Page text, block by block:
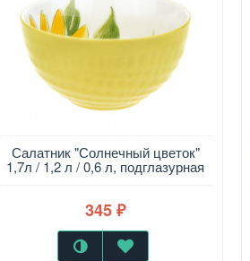
Салатник "Солнечный цветок"
1,7л / 1,2 л / 0,6 л, подглазурная
деколь
345 ₽